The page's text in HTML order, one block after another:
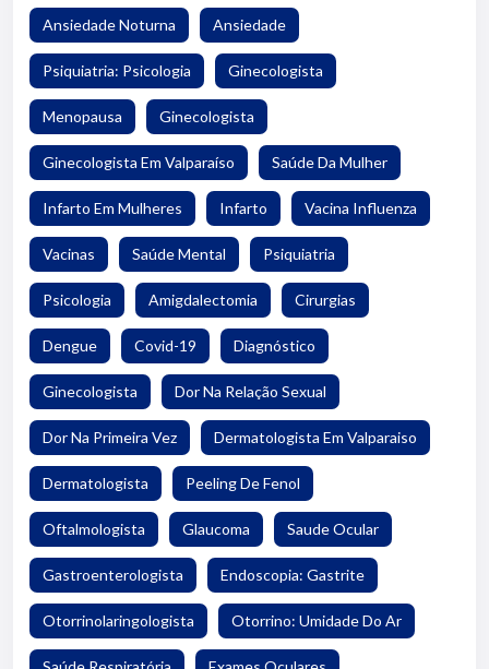
Ansiedade Noturna Ansiedade
Psiquiatria: Psicologia Ginecologista
Menopausa Ginecologista
Ginecologista Em Valparaíso Saúde Da Mulher
Infarto Em Mulheres Infarto Vacina Influenza
Vacinas Saúde Mental Psiquiatria
Psicologia Amigdalectomia Cirurgias
Dengue Covid-19 Diagnóstico
Ginecologista Dor Na Relação Sexual
Dor Na Primeira Vez Dermatologista Em Valparaiso
Dermatologista Peeling De Fenol
Oftalmologista Glaucoma Saude Ocular
Gastroenterologista Endoscopia: Gastrite
Otorrinolaringologista Otorrino: Umidade Do Ar